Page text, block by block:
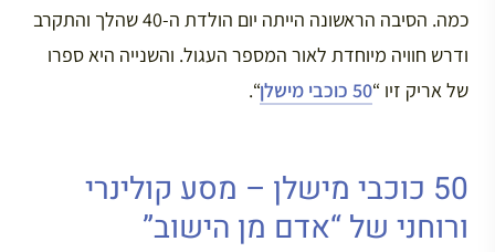
כמה. הסיבה הראשונה הייתה יום הולדת ה-40 שהלך והתקרב
ודרש חוויה מיוחדת לאור המספר העגול. והשנייה היא ספרו
של אריק זיו “50 כוכבי מישלן “.
50 כוכבי מישלן – מסע קולינרי
ורוחני של “אדם מן הישוב”